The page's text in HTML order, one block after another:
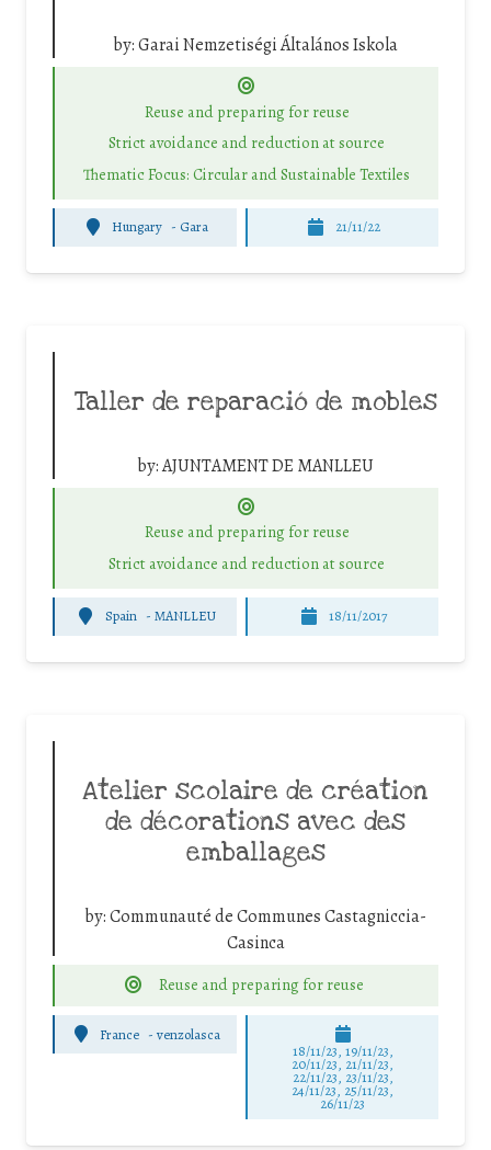
by:Garai Nemzetiségi Általános Iskola
Reuse and preparing for reuse
Strict avoidance and reduction at source
Thematic Focus: Circular and Sustainable Textiles
Hungary - Gara 21/11/22
Taller de reparació de mobles
by:AJUNTAMENT DE MANLLEU
Reuse and preparing for reuse
Strict avoidance and reduction at source
Spain - MANLLEU 18/11/2017
Atelier scolaire de création
de décorations avec des
emballages
by:Communauté de Communes Castagniccia-
Casinca
Reuse and preparing for reuse
France -venzolasca
18/11/23, 19/11/23,
20/11/23, 21/11/23,
22/11/23, 23/11/23,
24/11/23, 25/11/23,
26/11/23